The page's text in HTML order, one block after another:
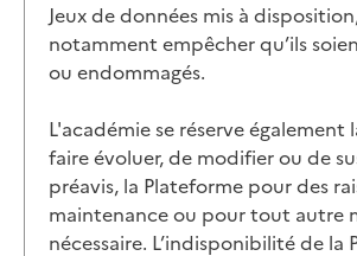
Jeux de données mis à
notamment empêcher qu’ils
ou endommagés.
L'académie se réserve également
faire évoluer, de modifier ou de
préavis, la Plateforme pour des
maintenance ou pour tout autre
nécessaire. L’indisponibilité de la